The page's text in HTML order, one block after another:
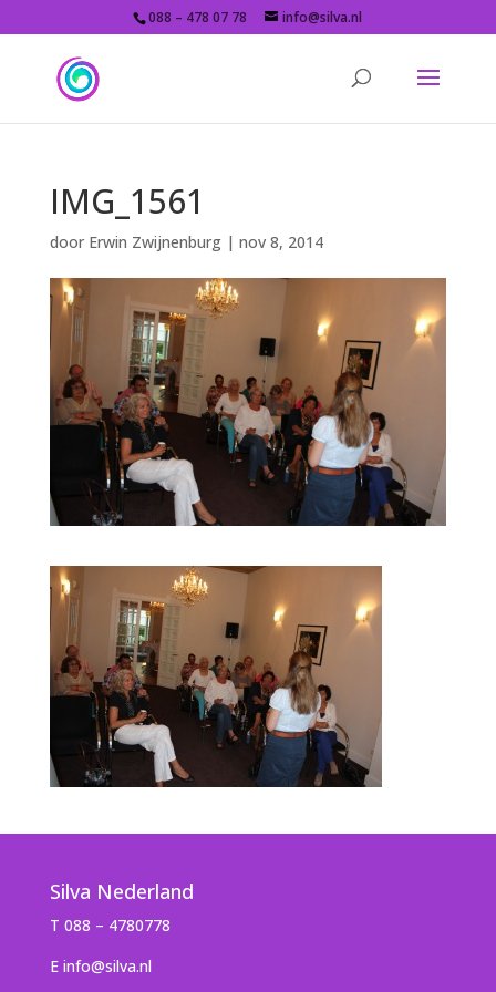
088 – 478 07 78 info@silva.nl
IMG_1561
door Erwin Zwijnenburg| nov 8, 2014
Silva Nederland
T 088 – 4780778
E info@silva.nl